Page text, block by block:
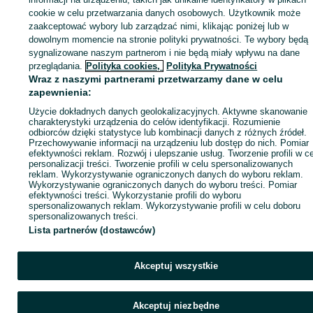
KATEGORIA
ID:1004534860 Wyświetlenia:
Zadzwoń / SMS
cookie w celu przetwarzania danych osobowych. Użytkownik może
zaakceptować wybory lub zarządzać nimi, klikając poniżej lub w
dowolnym momencie na stronie polityki prywatności. Te wybory będą
sygnalizowane naszym partnerom i nie będą miały wpływu na dane
przeglądania. Polityka cookies, Polityka Prywatności
Wraz z naszymi partnerami przetwarzamy dane w celu
zapewnienia:
Użycie dokładnych danych geolokalizacyjnych. Aktywne skanowanie
charakterystyki urządzenia do celów identyfikacji. Rozumienie
odbiorców dzięki statystyce lub kombinacji danych z różnych źródeł.
Przechowywanie informacji na urządzeniu lub dostęp do nich. Pomiar
efektywności reklam. Rozwój i ulepszanie usług. Tworzenie profili w
personalizacji treści. Tworzenie profili w celu spersonalizowanych
reklam. Wykorzystywanie ograniczonych danych do wyboru reklam.
Wykorzystywanie ograniczonych danych do wyboru treści. Pomiar
efektywności treści. Wykorzystanie profili do wyboru
spersonalizowanych reklam. Wykorzystywanie profili w celu doboru
spersonalizowanych treści.
Lista partnerów (dostawców)
Akceptuj wszystkie
Akceptuj niezbędne